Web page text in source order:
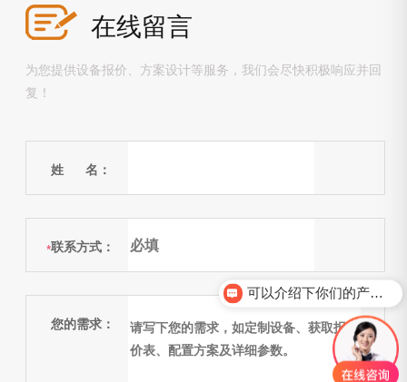
在线留言
为您提供设备报价、方案设计等服务，我们会尽快积极响应并回
复！
姓 名：
*联系方式：
您的需求：
可以介绍下你们的产品么？